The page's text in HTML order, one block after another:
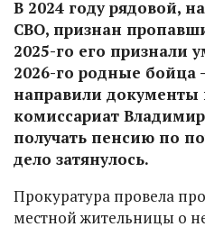
В 2024 году рядовой,
СВО, признан
2025-го его признали
2026-го родные бойца
направили
комиссариат
получать пенсию по
дело затянулось.
Прокуратура провела
местной жительницы о